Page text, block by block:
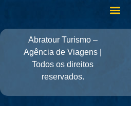
Abratour Turismo –
Agência de Viagens |
Todos os direitos
reservados.